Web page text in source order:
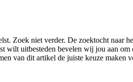
Zoek niet verder. De zoektocht naar
uitbesteden bevelen wij jou aan
van dit artikel de juiste keuze maken